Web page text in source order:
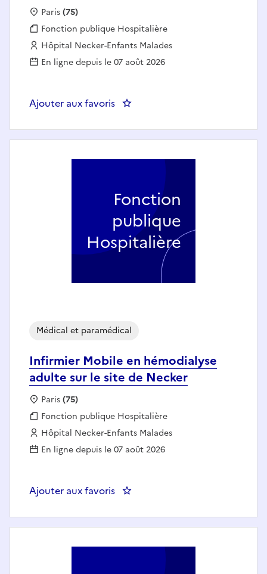
Localisation :
Paris(75)
Fonction publique :
Fonction publique Hospitalière
Employeur :
Hôpital Necker-Enfants Malades
En ligne depuis le 07 août 2026
Ajouter aux favoris : Infirmier en soins intensifs et
Infirmier Mobile en hémodialyse
adulte sur le site de Necker
Médical et paramédical
Localisation :
Paris(75)
Fonction publique :
Fonction publique Hospitalière
Employeur :
Hôpital Necker-Enfants Malades
En ligne depuis le 07 août 2026
Ajouter aux favoris : Infirmier Mobile en
Fonction
publique
Hospitalière